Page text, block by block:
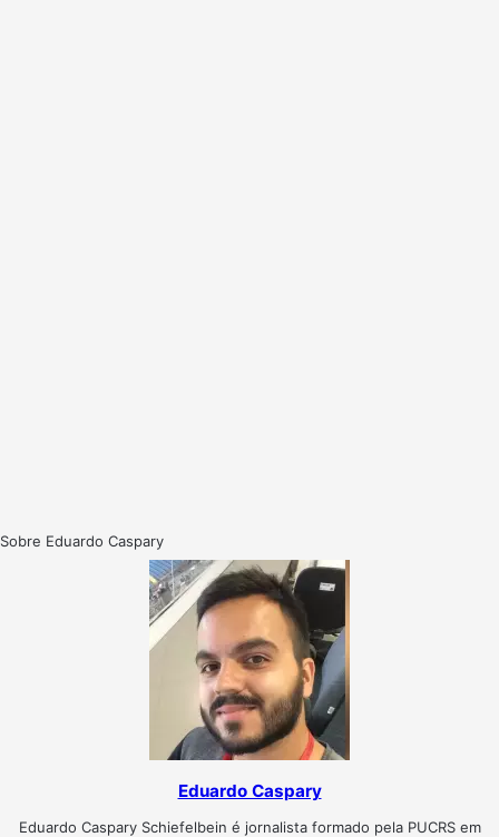
Sobre Eduardo Caspary
Eduardo Caspary
Eduardo Caspary Schiefelbein é jornalista formado pela PUCRS em